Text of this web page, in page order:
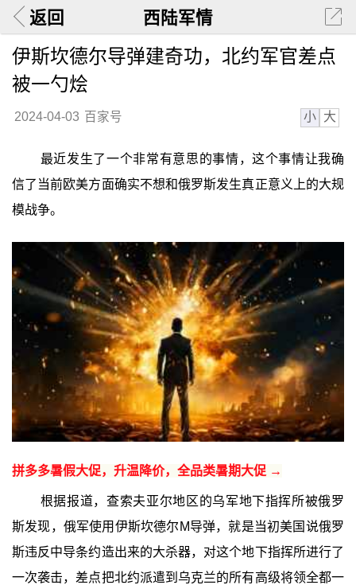
返回 西陆军情
伊斯坎德尔导弹建奇功，北约军官差点
被一勺烩
2024-04-03 百家号 小 大
最近发生了一个非常有意思的事情，这个事情让我确
信了当前欧美方面确实不想和俄罗斯发生真正意义上的大规
模战争。
拼多多暑假大促，升温降价，全品类暑期大促 →
根据报道，查索夫亚尔地区的乌军地下指挥所被俄罗
斯发现，俄军使用伊斯坎德尔M导弹，就是当初美国说俄罗
斯违反中导条约造出来的大杀器，对这个地下指挥所进行了
一次袭击，差点把北约派遣到乌克兰的所有高级将领全都一